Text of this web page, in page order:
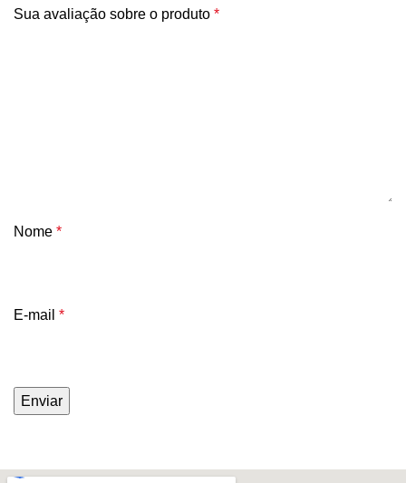
Sua avaliação sobre o produto *
Nome *
E-mail *